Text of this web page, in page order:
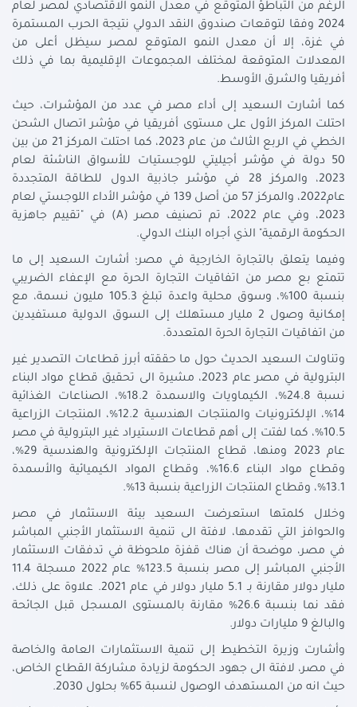
الرغم من التباطؤ المتوقع في معدل النمو الاقتصادي لمصر لعام
2024 وفقا لتوقعات صندوق النقد الدولي نتيجة الحرب المستمرة
في غزة، إلا أن معدل النمو المتوقع لمصر سيظل أعلى من
المعدلات المتوقعة لمختلف المجموعات الإقليمية بما في ذلك
أفريقيا والشرق الأوسط.
كما أشارت السعيد إلى أداء مصر في عدد من المؤشرات، حيث
احتلت المركز الأول على مستوى أفريقيا في مؤشر اتصال الشحن
الخطي في الربع الثالث من عام 2023، كما احتلت المركز 21 من بين
50 دولة في مؤشر أجيليتي للوجستيات للأسواق الناشئة لعام
2023، والمركز 28 في مؤشر جاذبية الدول للطاقة المتجددة
عام2022، والمركز 57 من أصل 139 في مؤشر الأداء اللوجستي لعام
2023، وفي عام 2022، تم تصنيف مصر (A) في "تقييم جاهزية
الحكومة الرقمية" الذي أجراه البنك الدولي.
وفيما يتعلق بالتجارة الخارجية في مصر؛ أشارت السعيد إلى ما
تتمتع بع مصر من اتفاقيات التجارة الحرة مع الإعفاء الضريبي
بنسبة 100%، وسوق محلية واعدة تبلغ 105.3 مليون نسمة، مع
إمكانية وصول 2 مليار مستهلك إلى السوق الدولية مستفيدين
من اتفاقيات التجارة الحرة المتعددة.
وتناولت السعيد الحديث حول ما حققته أبرز قطاعات التصدير غير
البترولية في مصر عام 2023، مشيرة الى تحقيق قطاع مواد البناء
نسبة 24.8%، الكيماويات والاسمدة 18.2%، الصناعات الغذائية
14%، الإلكترونيات والمنتجات الهندسية 12.2%، المنتجات الزراعية
10.5%، كما لفتت إلى أهم قطاعات الاستيراد غير البترولية في مصر
عام 2023 ومنها، قطاع المنتجات الإلكترونية والهندسية 29%،
وقطاع مواد البناء 16.6%، وقطاع المواد الكيميائية والأسمدة
13.1%، وقطاع المنتجات الزراعية بنسبة 13%.
وخلال كلمتها استعرضت السعيد بيئة الاستثمار في مصر
والحوافز التي تقدمها، لافتة الى تنمية الاستثمار الأجنبي المباشر
في مصر، موضحة أن هناك قفزة ملحوظة في تدفقات الاستثمار
الأجنبي المباشر إلى مصر بنسبة 123.5% عام 2022 مسجلة 11.4
مليار دولار مقارنة بـ 5.1 مليار دولار في عام 2021. علاوة على ذلك،
فقد نما بنسبة 26.6% مقارنة بالمستوى المسجل قبل الجائحة
والبالغ 9 مليارات دولار.
وأشارت وزيرة التخطيط إلى تنمية الاستثمارات العامة والخاصة
في مصر، لافتة الى جهود الحكومة لزيادة مشاركة القطاع الخاص،
حيث انه من المستهدف الوصول لنسبة 65% بحلول 2030.